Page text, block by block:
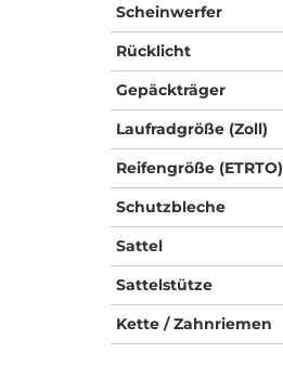
Scheinwerfer
Rücklicht
Gepäckträger
Laufradgröße (Zoll)
Reifengröße (ETRTO)
Schutzbleche
Sattel
Sattelstütze
Kette / Zahnriemen